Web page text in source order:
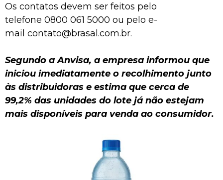
Os contatos devem ser feitos pelo
telefone 0800 061 5000 ou pelo e-
mail contato@brasal.com.br.
Segundo a Anvisa, a empresa informou que
iniciou imediatamente o recolhimento junto
às distribuidoras e estima que cerca de
99,2% das unidades do lote já não estejam
mais disponíveis para venda ao consumidor.